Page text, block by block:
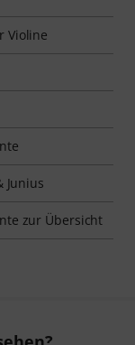
Violine
Junius
zur Übersicht